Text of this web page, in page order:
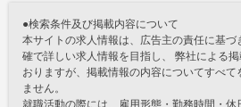
●検索条件及び掲載内容について
本サイトの求人情報は、広告主の責任に基
確で詳しい求人情報を目指し、 弊社による
おりますが、掲載情報の内容についてすべて
ません。
就職活動の際には、雇用形態・勤務時間・